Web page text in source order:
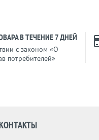
В ТЕЧЕНИЕ 7 ДНЕЙ
с законом «О
потребителей»